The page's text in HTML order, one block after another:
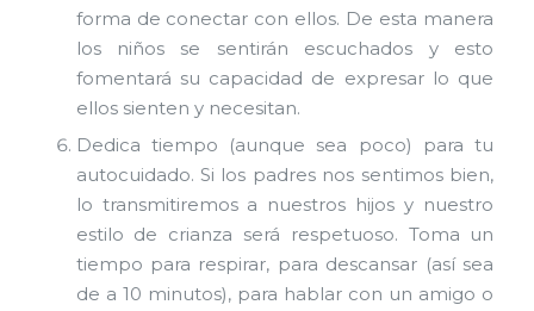
forma de conectar con ellos. De esta manera
los niños se sentirán escuchados y esto
fomentará su capacidad de expresar lo que
ellos sienten y necesitan.
Dedica tiempo (aunque sea poco) para tu
autocuidado. Si los padres nos sentimos bien,
lo transmitiremos a nuestros hijos y nuestro
estilo de crianza será respetuoso. Toma un
tiempo para respirar, para descansar (así sea
de a 10 minutos), para hablar con un amigo o